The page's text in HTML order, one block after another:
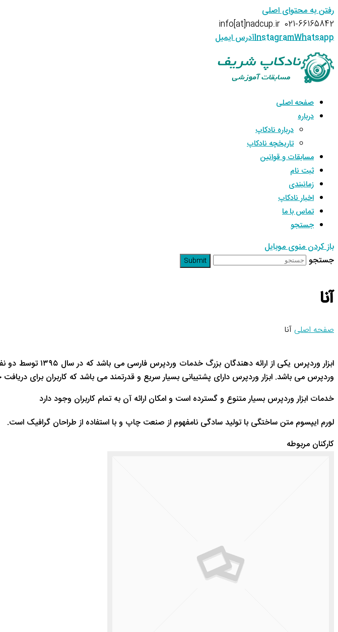
رفتن به محتوای اصلی
021-66165842
info[at]nadcup.ir
InstagramWhatsapp آدرس ایمیل
صفحه اصلی
درباره
درباره نادکاپ
تاریخچه نادکاپ
مسابقات و قوانین
ثبت نام
زمانبندی
اخبار نادکاپ
تماس با ما
جستجو
باز کردن منوی موبایل
جستجو
Submit
آنا
صفحه اصلی آنا
ابزار وردپرس یکی
وردپرس می باشد. ابزار وردپرس دارای پشتیبانی بسیار سریع و قدرتمند می باشد که کاربران برای
خدمات ابزار وردپرس بسیار متنوع و گسترده است و امکان ارائه آن به تمام کاربران وجود دارد
لورم ایپسوم متن ساختگی با تولید سادگی نامفهوم از صنعت چاپ و با استفاده از طراحان گرافیک است.
کارکنان مربوطه